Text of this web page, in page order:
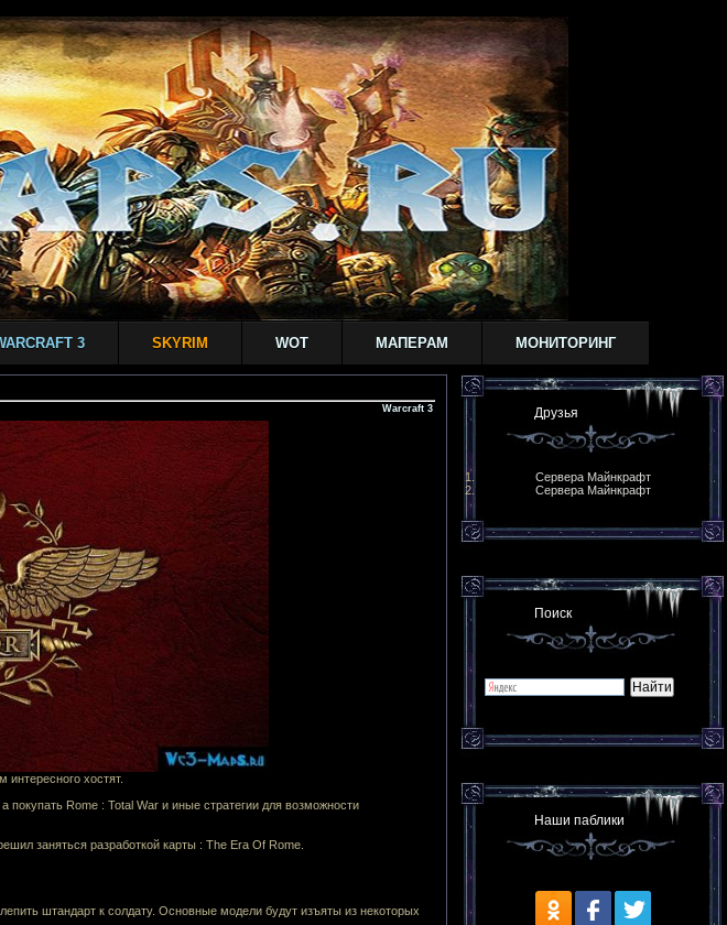
3 SKYRIM WOT МАПЕРАМ МОНИТОРИНГ
Warcraft 3
интересного хостят.
Rome : Total War и иные стратегии для возможности
заняться разработкой карты : The Era Of Rome.
штандарт к солдату. Основные модели будут изъяты из некоторых
Друзья
Сервера Майнкрафт
Сервера Майнкрафт
Поиск
Наши паблики